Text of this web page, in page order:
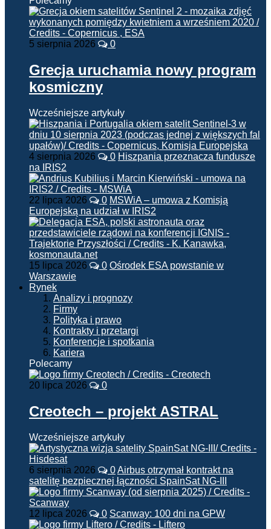
5 sierpnia 2026 0
Grecja uruchamia nowy program
kosmiczny
Wcześniejsze artykuły
4 sierpnia 2026 0 Hiszpania przeznacza fundusze
na IRIS2
22 lipca 2026 0 MSWiA – umowa z Komisją
Europejską na udział w IRIS2
15 lipca 2026 0 Ośrodek ESA powstanie w
Warszawie
Rynek
Analizy i prognozy
Firmy
Polityka i prawo
Kontrakty i przetargi
Konferencje i spotkania
Kariera
Polecamy
20 lipca 2026 0
Creotech – projekt ASTRAL
Wcześniejsze artykuły
6 sierpnia 2026 0Airbus otrzymał kontrakt na
satelitę bezpiecznej łączności SpainSat NG-III
12 lipca 2026 0 Scanway: 100 dni na GPW